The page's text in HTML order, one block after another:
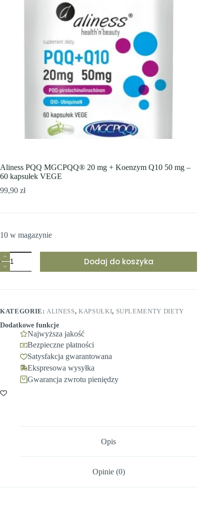
Aliness PQQ MGCPQQ® 20 mg + Koenzym Q10 50 mg –
60 kapsułek VEGE
99,90 zł
10 w magazynie
ilość
Aliness
PQQ
20
Koenzym
Q10
kapsułek
Dodaj do koszyka
KATEGORIE: ALINESS,KAPSUŁKI, SUPLEMENTY DIETY
Dodatkowe funkcje
Najwyższa jakość
Bezpieczne płatności
Satysfakcja gwarantowana
Ekspresowa wysyłka
Gwarancja zwrotu pieniędzy
Opis
Opinie (0)